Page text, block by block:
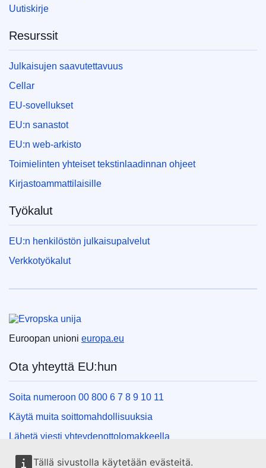
Tällä sivustolla käytetään evästeitä.
Uutiskirje
Resurssit
Julkaisujen saavutettavuus
Cellar
EU-sovellukset
EU:n sanastot
EU:n web-arkisto
Toimielinten yhteiset tekstinlaadinnan ohjeet
Kirjastoammattilaisille
Työkalut
EU:n henkilöstön julkaisupalvelut
Verkkotyökalut
Euroopan unioni europa.eu
Ota yhteyttä EU:hun
Soita numeroon 00 800 6 7 8 9 10 11
Käytä muita soittomahdollisuuksia
Lähetä viesti yhteydenottolomakkeella
Käy EU:n tiedotuspisteessä